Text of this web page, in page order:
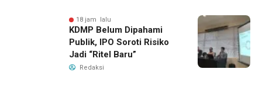
18 jam lalu
KDMP Belum Dipahami
Publik, IPO Soroti Risiko
Jadi “Ritel Baru”
Redaksi